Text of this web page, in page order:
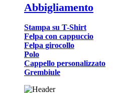
Abbigliamento
Stampa su T-Shirt
Felpa con cappuccio
Felpa girocollo
Polo
Cappello personalizzato
Grembiule